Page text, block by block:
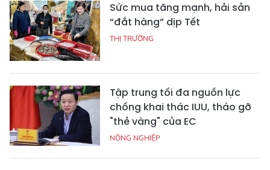
Sức mua tăng mạnh, hải sản
“đắt hàng” dịp Tết
THỊ TRƯỜNG
Tập trung tối đa nguồn lực
chống khai thác IUU, tháo gỡ
"thẻ vàng" của EC
NÔNG NGHIỆP